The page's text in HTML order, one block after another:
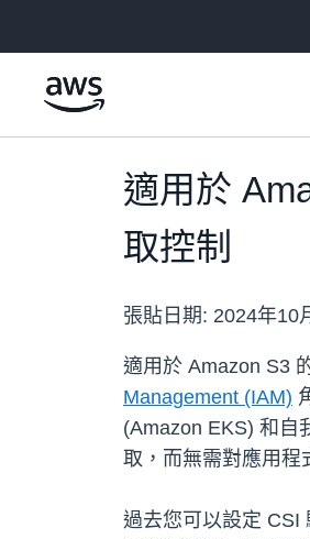
適用於
取控制
張貼日期: 2024年10
適用於 Amazon S3
Management (IAM)
(Amazon EKS) 和自
取，而無需對應用程
過去您可以設定 CSI